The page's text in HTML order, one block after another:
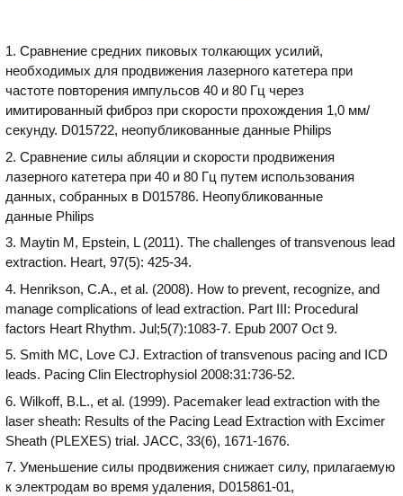
находится в защищенном состоянии до
активации, что позволяет врачам
контролировать ситуацию и
обеспечивает возможность выполнения
контртракции на дистальном кончике
целевого электрода.
1. Сравнение средних пиковых толкающих усилий,
необходимых для продвижения лазерного катетера при
частоте повторения импульсов 40 и 80 Гц через
имитированный фиброз при скорости прохождения 1,0 мм/
секунду. D015722, неопубликованные данные Philips
2. Сравнение силы абляции и скорости продвижения
лазерного катетера при 40 и 80 Гц путем использования
данных, собранных в D015786. Неопубликованные
данные Philips
3. Maytin M, Epstein, L (2011). The challenges of transvenous lead
extraction. Heart, 97(5): 425-34.
4. Henrikson, C.A., et al. (2008). How to prevent, recognize, and
manage complications of lead extraction. Part III: Procedural
factors Heart Rhythm. Jul;5(7):1083-7. Epub 2007 Oct 9.
5. Smith MC, Love CJ. Extraction of transvenous pacing and ICD
leads. Pacing Clin Electrophysiol 2008:31:736-52.
6. Wilkoff, B.L., et al. (1999). Pacemaker lead extraction with the
laser sheath: Results of the Pacing Lead Extraction with Excimer
Sheath (PLEXES) trial. JACC, 33(6), 1671-1676.
7. Уменьшение силы продвижения снижает силу, прилагаемую
к электродам во время удаления, D015861-01,